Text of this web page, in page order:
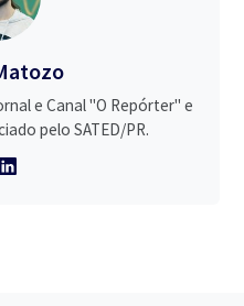
e Canal "O Repórter" e
pelo SATED/PR.